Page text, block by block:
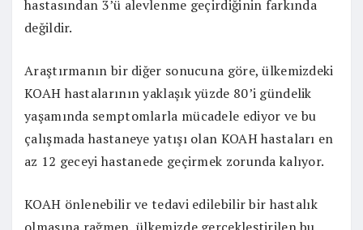
hastasından 3’ü alevlenme geçirdiğinin farkında
değildir.
Araştırmanın bir diğer sonucuna göre, ülkemizdeki
KOAH hastalarının yaklaşık yüzde 80’i gündelik
yaşamında semptomlarla mücadele ediyor ve bu
çalışmada hastaneye yatışı olan KOAH hastaları en
az 12 geceyi hastanede geçirmek zorunda kalıyor.
KOAH önlenebilir ve tedavi edilebilir bir hastalık